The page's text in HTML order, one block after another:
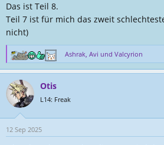
Das ist Teil 8.
Teil 7 ist für mich das zweit
nicht)
R
e
k
t
o
n
e
Ashrak, Avi und Valcyrion
Otis
L14: Freak
12 Sep 2025